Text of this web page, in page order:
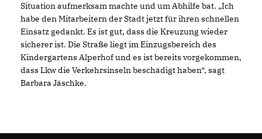
Situation aufmerksam machte und um Abhilfe bat. „Ich
habe den Mitarbeitern der Stadt jetzt für ihren schnellen
Einsatz gedankt. Es ist gut, dass die Kreuzung wieder
sicherer ist. Die Straße liegt im Einzugsbereich des
Kindergartens Alperhof und es ist bereits vorgekommen,
dass Lkw die Verkehrsinseln beschädigt haben“, sagt
Barbara Jäschke.